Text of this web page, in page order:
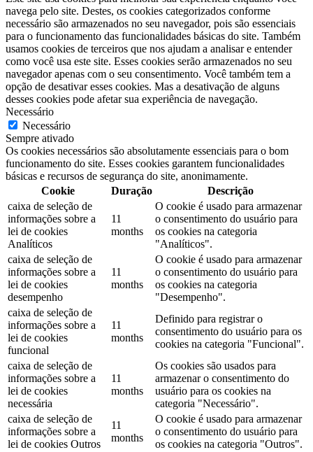
navega pelo site. Destes, os cookies categorizados conforme
necessário são armazenados no seu navegador, pois são essenciais
para o funcionamento das funcionalidades básicas do site. Também
usamos cookies de terceiros que nos ajudam a analisar e entender
como você usa este site. Esses cookies serão armazenados no seu
navegador apenas com o seu consentimento. Você também tem a
opção de desativar esses cookies. Mas a desativação de alguns
desses cookies pode afetar sua experiência de navegação.
Necessário
Necessário
Sempre ativado
Os cookies necessários são absolutamente essenciais para o bom
funcionamento do site. Esses cookies garantem funcionalidades
básicas e recursos de segurança do site, anonimamente.
Cookie
Duração
Descrição
caixa de seleção de
informações sobre a
lei de cookies
Analíticos
11
months
O cookie é usado para armazenar
o consentimento do usuário para
os cookies na categoria
"Analíticos".
caixa de seleção de
informações sobre a
lei de cookies
desempenho
11
months
O cookie é usado para armazenar
o consentimento do usuário para
os cookies na categoria
"Desempenho".
caixa de seleção de
informações sobre a
lei de cookies
funcional
11
months
Definido para registrar o
consentimento do usuário para os
cookies na categoria "Funcional".
caixa de seleção de
informações sobre a
lei de cookies
necessária
11
months
Os cookies são usados ​​para
armazenar o consentimento do
usuário para os cookies na
categoria "Necessário".
caixa de seleção de
informações sobre a
lei de cookies Outros
11
months
O cookie é usado para armazenar
o consentimento do usuário para
os cookies na categoria "Outros".